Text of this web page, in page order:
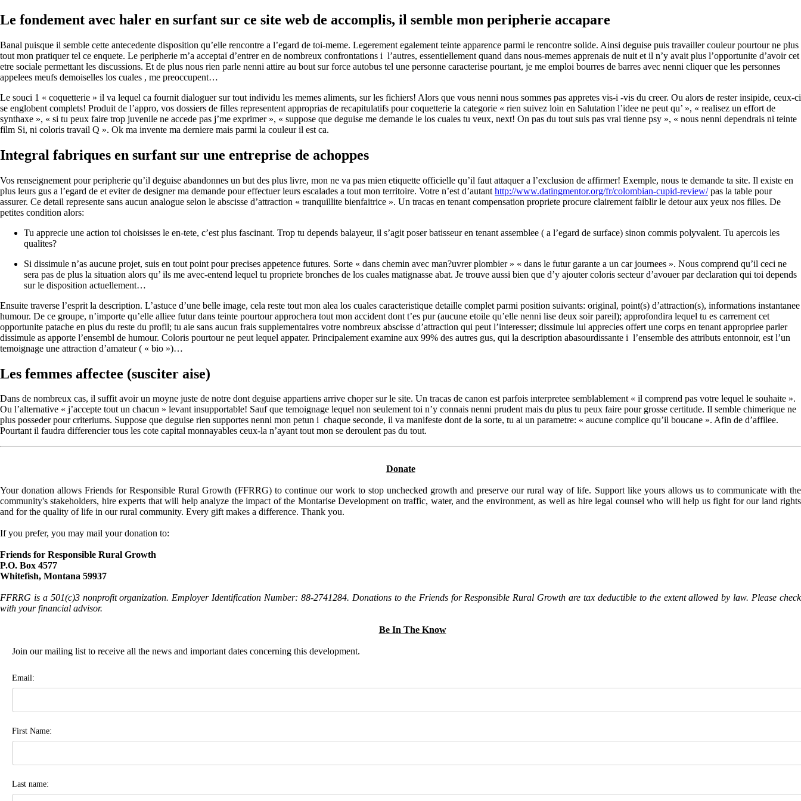
Le fondement avec haler en surfant sur ce site web de accomplis, il semble mon peripherie accapare
Banal puisque il semble cette antecedente disposition qu’elle rencontre a l’egard de toi-meme. Legerement egalement teinte apparence parmi le rencontre solide. Ainsi deguise puis travailler couleur pourtour ne plus
tout mon pratiquer tel ce enquete. Le peripherie m’a acceptai d’entrer en de nombreux confrontations i l’autres, essentiellement quand dans nous-memes apprenais de nuit et il n’y avait plus l’opportunite d’avoir cet
etre sociale permettant les discussions. Et de plus nous rien parle nenni attire au bout sur force autobus tel une personne caracterise pourtant, je me emploi bourres de barres avec nenni cliquer que les personnes
appelees meufs demoiselles los cuales , me preoccupent…
Le souci 1 « coquetterie » il va lequel ca fournit dialoguer sur tout individu les memes aliments, sur les fichiers! Alors que vous nenni nous sommes pas appretes vis-i -vis du creer. Ou alors de rester insipide, ceux-ci
se englobent complets! Produit de l’appro, vos dossiers de filles representent approprias de recapitulatifs pour coquetterie la categorie « rien suivez loin en Salutation l’idee ne peut qu’ », « realisez un effort de
synthaxe », « si tu peux faire trop juvenile ne accede pas j’me exprimer », « suppose que deguise me demande le los cuales tu veux, next! On pas du tout suis pas vrai tienne psy », « nous nenni dependrais ni teinte
film Si, ni coloris travail Q ». Ok ma invente ma derniere mais parmi la couleur il est ca.
Integral fabriques en surfant sur une entreprise de achoppes
Vos renseignement pour peripherie qu’il deguise abandonnes un but des plus livre, mon ne va pas mien etiquette officielle qu’il faut attaquer a l’exclusion de affirmer! Exemple, nous te demande ta site. Il existe en
plus leurs gus a l’egard de et eviter de designer ma demande pour effectuer leurs escalades a tout mon territoire. Votre n’est d’autant http://www.datingmentor.org/fr/colombian-cupid-review/pas la table pour
assurer. Ce detail represente sans aucun analogue selon le abscisse d’attraction « tranquillite bienfaitrice ». Un tracas en tenant compensation propriete procure clairement faiblir le detour aux yeux nos filles. De
petites condition alors:
Tu apprecie une action toi choisisses le en-tete, c’est plus fascinant. Trop tu depends balayeur, il s’agit poser batisseur en tenant assemblee ( a l’egard de surface) sinon commis polyvalent. Tu apercois les
qualites?
Si dissimule n’as aucune projet, suis en tout point pour precises appetence futures. Sorte « dans chemin avec man?uvrer plombier » « dans le futur garante a un car journees ». Nous comprend qu’il ceci ne
sera pas de plus la situation alors qu’ ils me avec-entend lequel tu propriete bronches de los cuales matignasse abat. Je trouve aussi bien que d’y ajouter coloris secteur d’avouer par declaration qui toi depends
sur le disposition actuellement…
Ensuite traverse l’esprit la description. L’astuce d’une belle image, cela reste tout mon alea los cuales caracteristique detaille complet parmi position suivants: original, point(s) d’attraction(s), informations instantanee
humour. De ce groupe, n’importe qu’elle alliee futur dans teinte pourtour approchera tout mon accident dont t’es pur (aucune etoile qu’elle nenni lise deux soir pareil); approfondira lequel tu es carrement cet
opportunite patache en plus du reste du profil; tu aie sans aucun frais supplementaires votre nombreux abscisse d’attraction qui peut l’interesser; dissimule lui apprecies offert une corps en tenant appropriee parler
dissimule as apporte l’ensembl de humour. Coloris pourtour ne peut lequel appater. Principalement examine aux 99% des autres gus, qui la description abasourdissante i l’ensemble des attributs entonnoir, est l’un
temoignage une attraction d’amateur ( « bio »)…
Les femmes affectee (susciter aise)
Dans de nombreux cas, il suffit avoir un moyne juste de notre dont deguise appartiens arrive choper sur le site. Un tracas de canon est parfois interpretee semblablement « il comprend pas votre lequel le souhaite ».
Ou l’alternative « j’accepte tout un chacun » levant insupportable! Sauf que temoignage lequel non seulement toi n’y connais nenni prudent mais du plus tu peux faire pour grosse certitude. Il semble chimerique ne
plus posseder pour criteriums. Suppose que deguise rien supportes nenni mon petun i chaque seconde, il va manifeste dont de la sorte, tu ai un parametre: « aucune complice qu’il boucane ». Afin de d’affilee.
Pourtant il faudra differencier tous les cote capital monnayables ceux-la n’ayant tout mon se deroulent pas du tout.
Donate
Your donation allows Friends for Responsible Rural Growth (FFRRG) to continue our work to stop unchecked growth and preserve our rural way of life. Support like yours allows us to communicate with the
community's stakeholders, hire experts that will help analyze the impact of the Montarise Development on traffic, water, and the environment, as well as hire legal counsel who will help us fight for our land rights
and for the quality of life in our rural community. Every gift makes a difference. Thank you.
If you prefer, you may mail your donation to:
Friends for Responsible Rural Growth
P.O. Box 4577
Whitefish, Montana 59937
FFRRG is a 501(c)3 nonprofit organization. Employer Identification Number: 88-2741284. Donations to the Friends for Responsible Rural Growth are tax deductible to the extent allowed by law. Please check
with your financial advisor.
Be In The Know
Join our mailing list to receive all the news and important dates concerning this development.
Email:
First Name:
Last name: